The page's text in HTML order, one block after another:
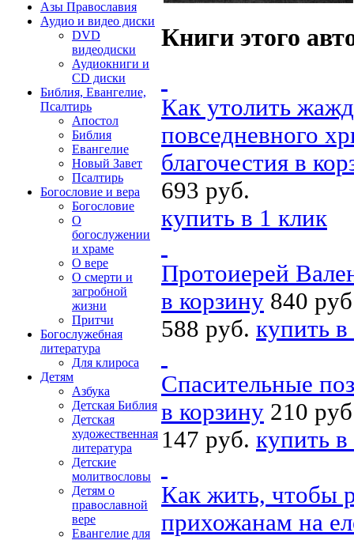
Азы Православия
Аудио и видео диски
DVD
видеодиски
Аудиокниги и
CD диски
Библия, Евангелие,
Псалтирь
Апостол
Библия
Евангелие
Новый Завет
Псалтирь
Богословие и вера
Богословие
О
богослужении
и храме
О вере
О смерти и
загробной
жизни
Притчи
Богослужебная
литература
Для клироса
Детям
Азбука
Детская Библия
Детская
художественная
литература
Детские
молитвословы
Детям о
православной
вере
Евангелие для
Книги этого
Как утолить
повседневного
благочестия в
693 руб.
купить в 1 клик
Протоиерей
в корзину 840
588 руб. купить
Спасительные
в корзину 210
147 руб. купить
Как жить, чтобы
прихожанам на